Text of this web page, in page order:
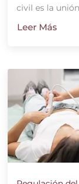
civil es la
Leer Más